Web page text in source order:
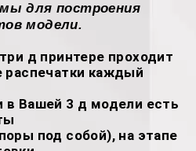
для построения
модели.
д принтере проходит
распечатки каждый
Вашей 3 д модели есть
под собой), на этапе